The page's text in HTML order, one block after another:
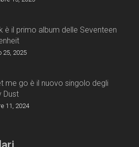
è il primo album delle Seventeen
25, 2025
me go è il nuovo singolo degli
Dust
11, 2024